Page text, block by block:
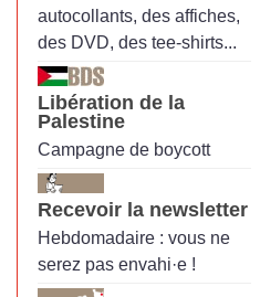
autocollants, des affiches,
des DVD, des tee-shirts...
Libération de la
Palestine
Campagne de boycott
Recevoir la newsletter
Hebdomadaire : vous ne
serez pas envahi·e !